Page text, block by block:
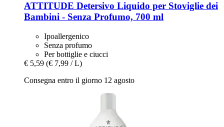
ATTITUDE Detersivo Liquido per Stoviglie dei
Bambini -​ Senza Profumo, 700 ml
Ipoallergenico
Senza profumo
Per bottiglie e ciucci
€ 5,59 (€ 7,99 / L)
Consegna entro il giorno 12 agosto